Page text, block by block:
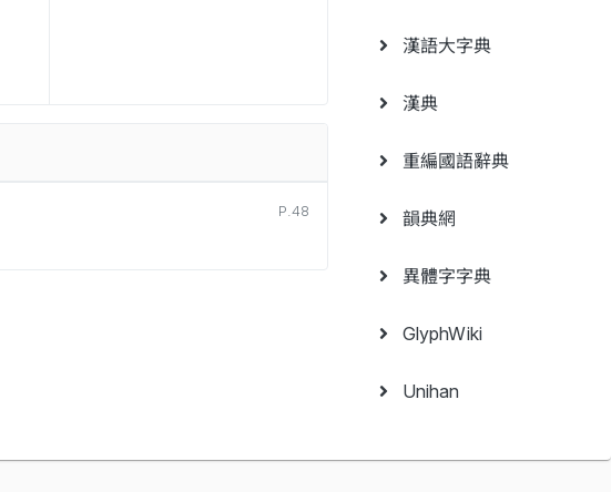
P.48
漢語大字典
漢典
重編國語辭典
韻典網
異體字字典
GlyphWiki
Unihan